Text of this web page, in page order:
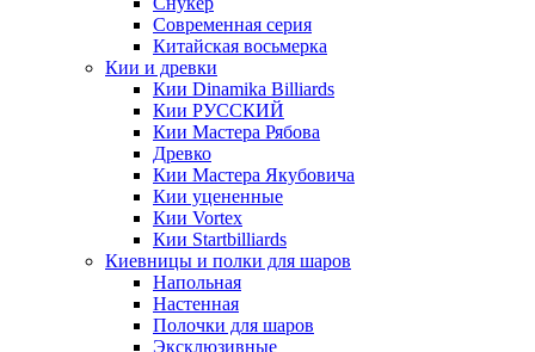
Современная серия
Китайская восьмерка
Кии и древки
Кии Dinamika Billiards
Кии РУССКИЙ
Кии Мастера Рябова
Древко
Кии Мастера Якубовича
Кии уцененные
Кии Vortex
Кии Startbilliards
Киевницы и полки для шаров
Напольная
Настенная
Полочки для шаров
Эксклюзивные